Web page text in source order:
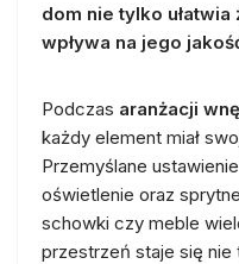
dom nie tylko
wpływa na jego
Podczas aranżacji
każdy element miał
Przemyślane
oświetlenie oraz
schowki czy meble
przestrzeń staje się